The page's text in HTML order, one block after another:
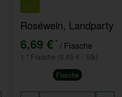
Roséwein, Landparty
6,69 € * / Flasche
1 * Flasche (6,69 € / Stk)
Flasche